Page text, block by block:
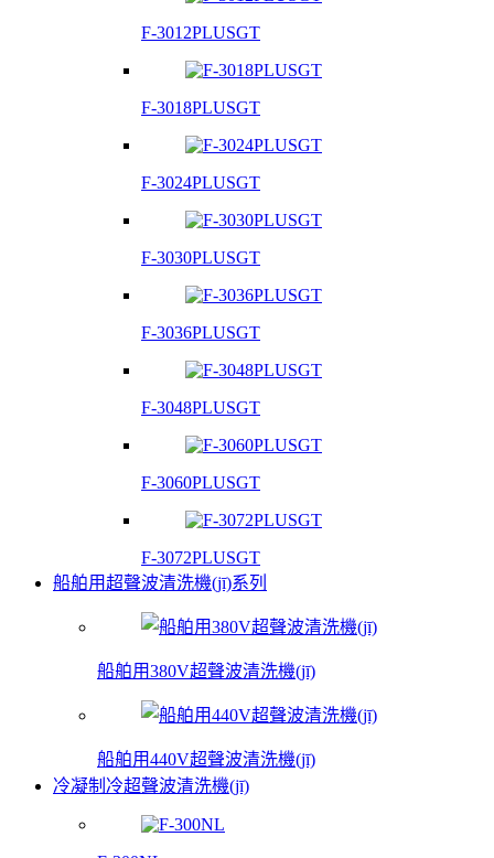
F-3012PLUSGT
F-3018PLUSGT
F-3024PLUSGT
F-3030PLUSGT
F-3036PLUSGT
F-3048PLUSGT
F-3060PLUSGT
F-3072PLUSGT
船舶用超聲波清洗機(jī)系列
船舶用380V超聲波清洗機(jī)
船舶用440V超聲波清洗機(jī)
冷凝制冷超聲波清洗機(jī)